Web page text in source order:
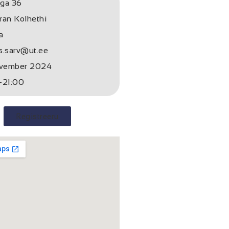
36
Kolhethi
2024
21:00
Registreeru